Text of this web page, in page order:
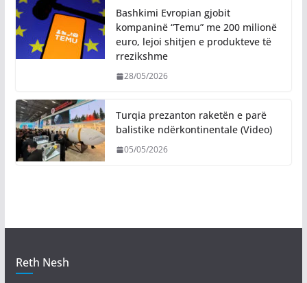
Bashkimi Evropian gjobit
kompaninë “Temu” me 200 milionë
euro, lejoi shitjen e produkteve të
rrezikshme
28/05/2026
Turqia prezanton raketën e parë
balistike ndërkontinentale (Video)
05/05/2026
Reth Nesh